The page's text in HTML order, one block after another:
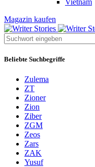
Magazin kaufen
Beliebte Suchbegriffe
Zulema
ZT
Zioner
Zion
Ziber
ZGM
Zeos
Zars
ZAK
Yusuf